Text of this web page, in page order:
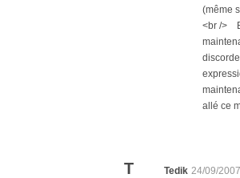
(même
<br />
allé ce
T Tedik 24/09/